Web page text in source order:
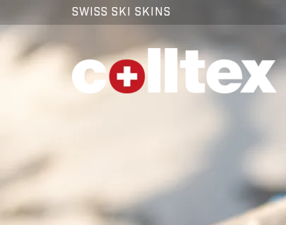
SWISS SKI SKINS